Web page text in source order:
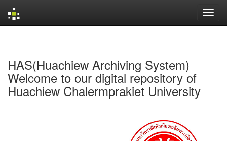
HAS(Huachiew Archiving System)
Welcome to our digital repository of
Huachiew Chalermprakiet University